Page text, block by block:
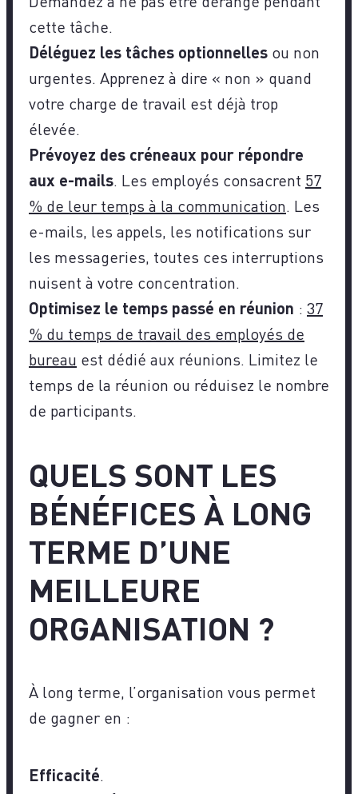
cette tâche.
Déléguez les tâches optionnelles ou non
urgentes. Apprenez à dire « non » quand
votre charge de travail est déjà trop
élevée.
Prévoyez des créneaux pour répondre
aux e-mails. Les employés consacrent 57
% de leur temps à la communication. Les
e-mails, les appels, les notifications sur
les messageries, toutes ces interruptions
nuisent à votre concentration.
Optimisez le temps passé en réunion : 37
% du temps de travail des employés de
bureau est dédié aux réunions. Limitez le
temps de la réunion ou réduisez le nombre
de participants.
QUELS SONT LES
BÉNÉFICES À LONG
TERME D’UNE
MEILLEURE
ORGANISATION ?
À long terme, l’organisation vous permet
de gagner en :
Efficacité.